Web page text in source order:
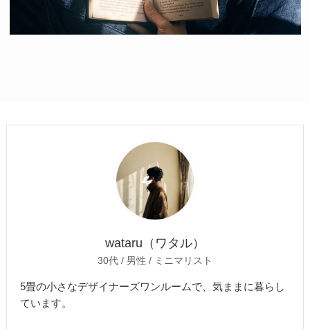
wataru（ワタル）
30代 / 男性 / ミニマリスト
5畳の小さなデザイナーズワンルームで、気ままに暮らし
ています。